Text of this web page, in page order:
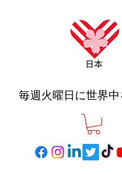
毎週火曜日に世界中